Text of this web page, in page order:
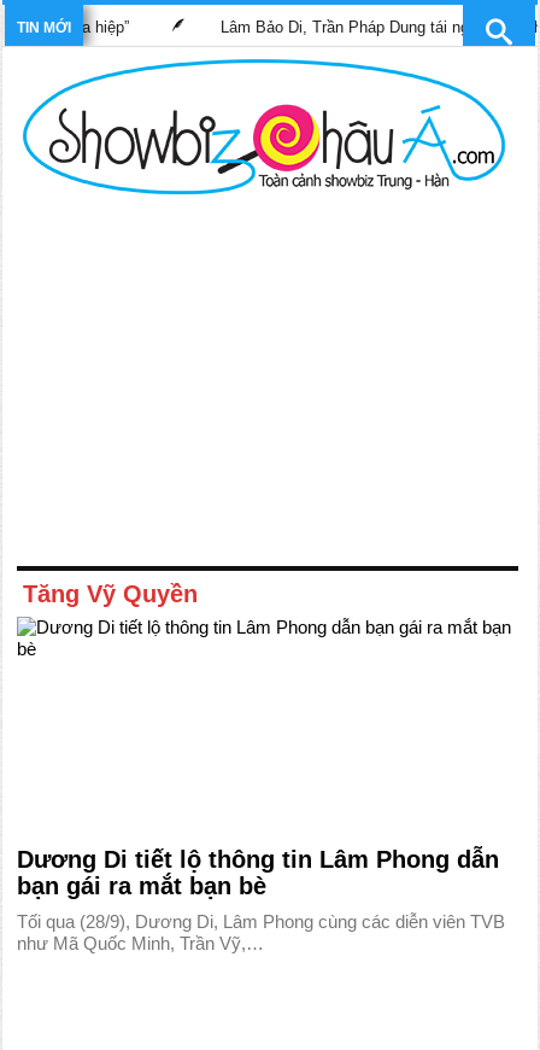
TIN MỚI
nghĩa hiệp” Lâm Bảo Di, Trần Pháp Dung tái ngộ màn ảnh
Tăng Vỹ Quyền
Dương Di tiết lộ thông tin Lâm Phong dẫn
bạn gái ra mắt bạn bè
Tối qua (28/9), Dương Di, Lâm Phong cùng các diễn viên TVB
như Mã Quốc Minh, Trần Vỹ,…